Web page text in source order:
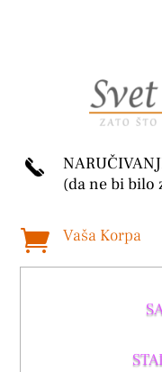
(da ne bi bilo
 Vaša Korpa